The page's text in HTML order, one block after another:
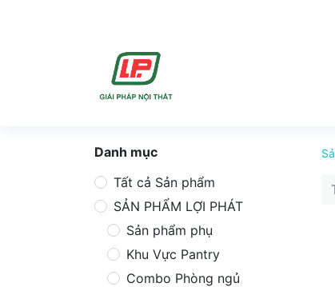
Danh mục
Tất cả Sản phẩm
SẢN PHẨM LỢI PHÁT
Sản phẩm phụ
Khu Vực Pantry
Combo Phòng ngủ